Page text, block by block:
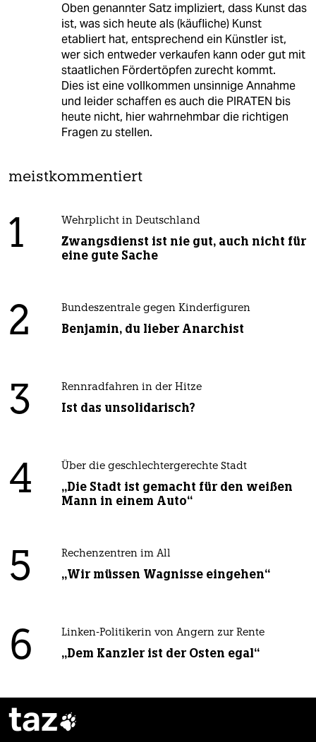
Oben genannter Satz impliziert, dass Kunst das
ist, was sich heute als (käufliche) Kunst
etabliert hat, entsprechend ein Künstler ist,
wer sich entweder verkaufen kann oder gut mit
staatlichen Fördertöpfen zurecht kommt.
Dies ist eine vollkommen unsinnige Annahme
und leider schaffen es auch die PIRATEN bis
heute nicht, hier wahrnehmbar die richtigen
Fragen zu stellen.
meistkommentiert
1 Wehrplicht in Deutschland
Zwangsdienst ist nie gut, auch nicht für
eine gute Sache
2 Bundeszentrale gegen Kinderfiguren
Benjamin, du lieber Anarchist
3 Rennradfahren in der Hitze
Ist das unsolidarisch?
4 Über die geschlechtergerechte Stadt
„Die Stadt ist gemacht für den weißen
Mann in einem Auto“
5 Rechenzentren im All
„Wir müssen Wagnisse eingehen“
6 Linken-Politikerin von Angern zur Rente
„Dem Kanzler ist der Osten egal“
taz